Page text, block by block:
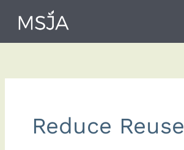
content
Reduce Reuse